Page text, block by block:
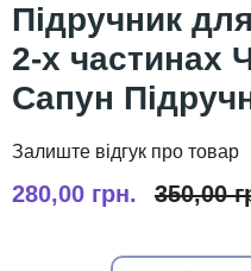
Підручник
2-х частинах
Сапун
280,00 грн. 350,00